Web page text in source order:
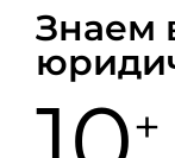
Знаем
+